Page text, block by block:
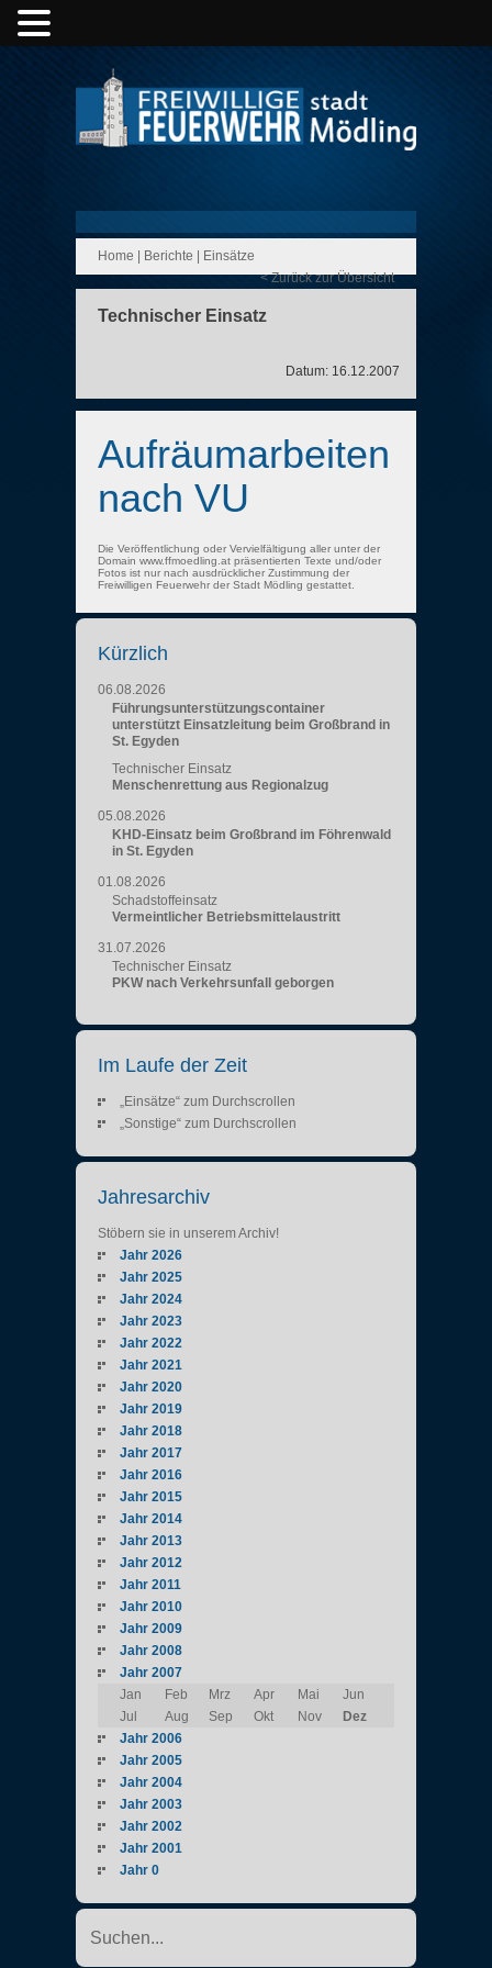
Home Berichte
Einsätze
< Zurück zur Übersicht
Technischer Einsatz
Datum: 16.12.2007
Aufräumarbeiten
nach VU
Die Veröffentlichung oder Vervielfältigung aller unter der
Domain www.ffmoedling.at präsentierten Texte und/oder
Fotos ist nur nach ausdrücklicher Zustimmung der
Freiwilligen Feuerwehr der Stadt Mödling gestattet.
Kürzlich
06.08.2026
Führungsunterstützungscontainer
unterstützt Einsatzleitung beim Großbrand in
St. Egyden
Technischer Einsatz
Menschenrettung aus Regionalzug
05.08.2026
KHD-Einsatz beim Großbrand im Föhrenwald
in St. Egyden
01.08.2026
Schadstoffeinsatz
Vermeintlicher Betriebsmittelaustritt
31.07.2026
Technischer Einsatz
PKW nach Verkehrsunfall geborgen
Im Laufe der Zeit
„Einsätze“ zum Durchscrollen
„Sonstige“ zum Durchscrollen
Jahresarchiv
Stöbern sie in unserem Archiv!
Jahr 2026
Jahr 2025
Jahr 2024
Jahr 2023
Jahr 2022
Jahr 2021
Jahr 2020
Jahr 2019
Jahr 2018
Jahr 2017
Jahr 2016
Jahr 2015
Jahr 2014
Jahr 2013
Jahr 2012
Jahr 2011
Jahr 2010
Jahr 2009
Jahr 2008
Jahr 2007
Jan
Feb Mrz Apr Mai
Jun
Jul
Aug Sep Okt Nov
Dez
Jahr 2006
Jahr 2005
Jahr 2004
Jahr 2003
Jahr 2002
Jahr 2001
Jahr 0